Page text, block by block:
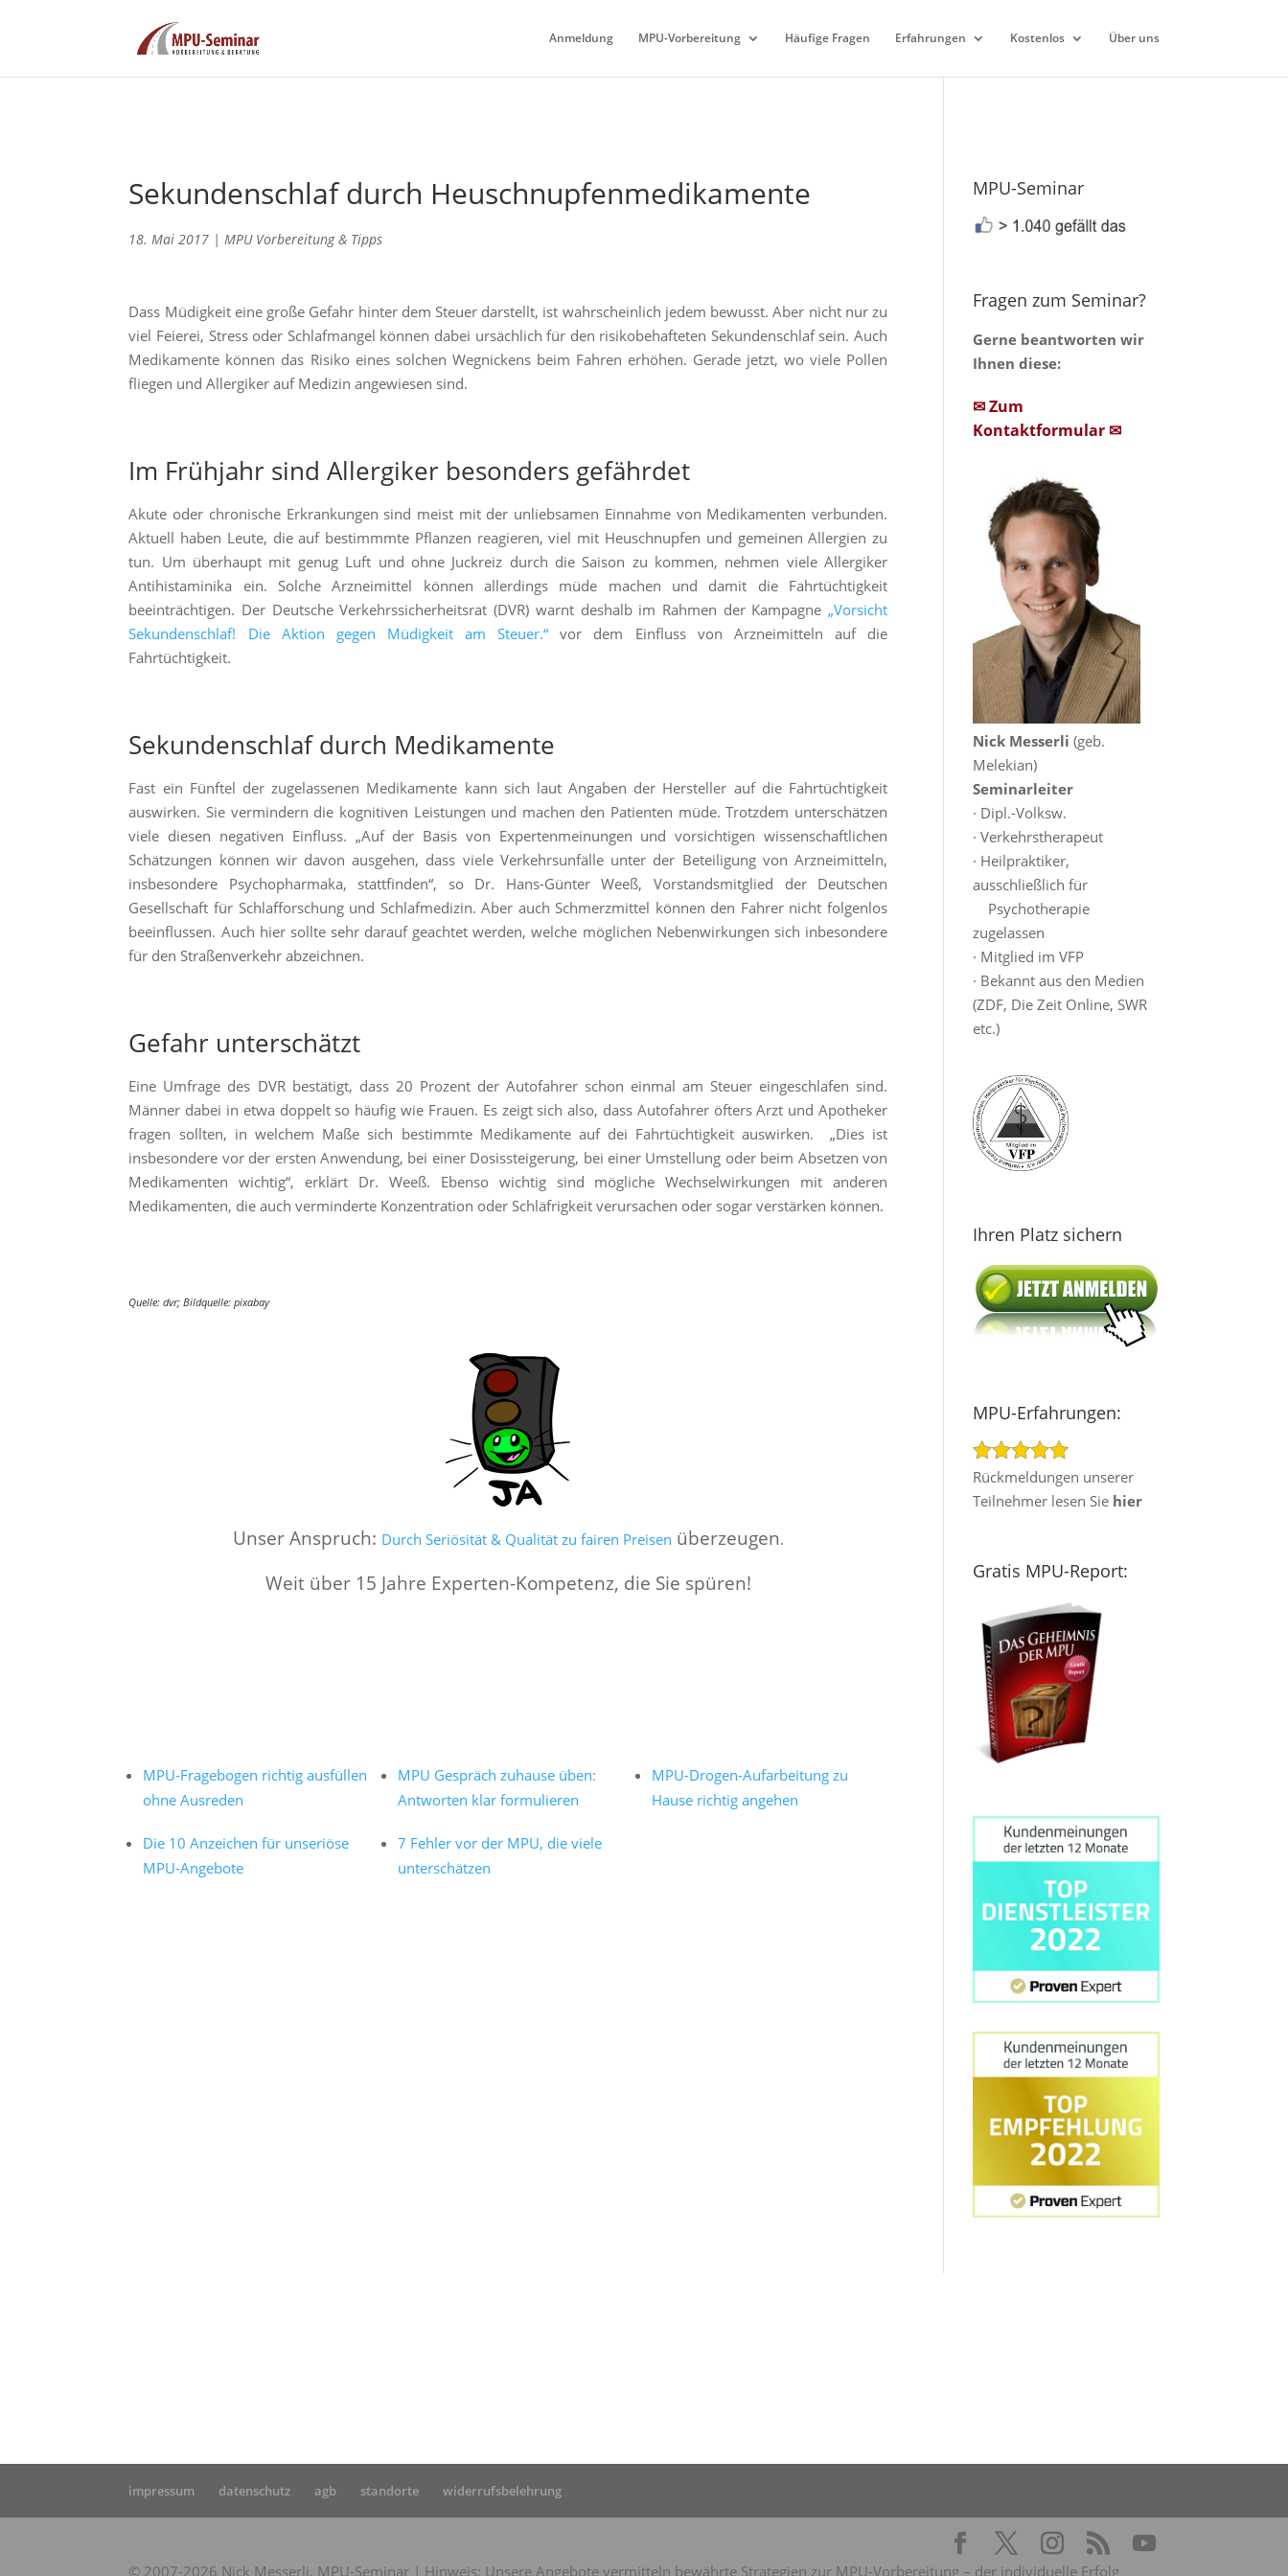
Anmeldung MPU-Vorbereitung Häufige Fragen Erfahrungen Kostenlos Über uns
Sekundenschlaf durch Heuschnupfenmedikamente
18. Mai 2017 |MPU Vorbereitung & Tipps
Dass Müdigkeit eine große Gefahr hinter dem Steuer darstellt, ist wahrscheinlich jedem bewusst. Aber nicht nur zu
viel Feierei, Stress oder Schlafmangel können dabei ursächlich für den risikobehafteten Sekundenschlaf sein. Auch
Medikamente können das Risiko eines solchen Wegnickens beim Fahren erhöhen. Gerade jetzt, wo viele Pollen
fliegen und Allergiker auf Medizin angewiesen sind.
Im Frühjahr sind Allergiker besonders gefährdet
Akute oder chronische Erkrankungen sind meist mit der unliebsamen Einnahme von Medikamenten verbunden.
Aktuell haben Leute, die auf bestimmmte Pflanzen reagieren, viel mit Heuschnupfen und gemeinen Allergien zu
tun. Um überhaupt mit genug Luft und ohne Juckreiz durch die Saison zu kommen, nehmen viele Allergiker
Antihistaminika ein. Solche Arzneimittel können allerdings müde machen und damit die Fahrtüchtigkeit
beeinträchtigen. Der Deutsche Verkehrssicherheitsrat (DVR) warnt deshalb im Rahmen der Kampagne„Vorsicht
Sekundenschlaf! Die Aktion gegen Müdigkeit am Steuer.“ vor dem Einfluss von Arzneimitteln auf die
Fahrtüchtigkeit.
Sekundenschlaf durch Medikamente
Fast ein Fünftel der zugelassenen Medikamente kann sich laut Angaben der Hersteller auf die Fahrtüchtigkeit
auswirken. Sie vermindern die kognitiven Leistungen und machen den Patienten müde. Trotzdem unterschätzen
viele diesen negativen Einfluss. „Auf der Basis von Expertenmeinungen und vorsichtigen wissenschaftlichen
Schätzungen können wir davon ausgehen, dass viele Verkehrsunfälle unter der Beteiligung von Arzneimitteln,
insbesondere Psychopharmaka, stattfinden“, so Dr. Hans-Günter Weeß, Vorstandsmitglied der Deutschen
Gesellschaft für Schlafforschung und Schlafmedizin. Aber auch Schmerzmittel können den Fahrer nicht folgenlos
beeinflussen. Auch hier sollte sehr darauf geachtet werden, welche möglichen Nebenwirkungen sich inbesondere
für den Straßenverkehr abzeichnen.
Gefahr unterschätzt
Eine Umfrage des DVR bestätigt, dass 20 Prozent der Autofahrer schon einmal am Steuer eingeschlafen sind.
Männer dabei in etwa doppelt so häufig wie Frauen. Es zeigt sich also, dass Autofahrer öfters Arzt und Apotheker
fragen sollten, in welchem Maße sich bestimmte Medikamente auf dei Fahrtüchtigkeit auswirken. „Dies ist
insbesondere vor der ersten Anwendung, bei einer Dosissteigerung, bei einer Umstellung oder beim Absetzen von
Medikamenten wichtig“, erklärt Dr. Weeß. Ebenso wichtig sind mögliche Wechselwirkungen mit anderen
Medikamenten, die auch verminderte Konzentration oder Schläfrigkeit verursachen oder sogar verstärken können.
Quelle: dvr; Bildquelle: pixabay
Unser Anspruch: Durch Seriösität & Qualität zu fairen Preisen überzeugen.
Weit über 15 Jahre Experten-Kompetenz, die Sie spüren!
MPU-Fragebogen richtig ausfüllen
ohne Ausreden
MPU Gespräch zuhause üben:
Antworten klar formulieren
MPU-Drogen-Aufarbeitung zu
Hause richtig angehen
Die 10 Anzeichen für unseriöse
MPU-Angebote
7 Fehler vor der MPU, die viele
unterschätzen
MPU-Seminar
Fragen zum Seminar?
Gerne beantworten wir
Ihnen diese:
✉ Zum
Kontaktformular ✉
Nick Messerli (geb.
Melekian)
Seminarleiter
· Dipl.-Volksw.
· Verkehrstherapeut
· Heilpraktiker,
ausschließlich für
Psychotherapie
zugelassen
· Mitglied im VFP
· Bekannt aus den Medien
(ZDF, Die Zeit Online, SWR
etc.)
Ihren Platz sichern
MPU-Erfahrungen:
Rückmeldungen unserer
Teilnehmer lesen Sie hier
Gratis MPU-Report:
impressum datenschutz agb standorte widerrufsbelehrung
© 2007-2026 Nick Messerli, MPU-Seminar | Hinweis: Unsere Angebote vermitteln bewährte Strategien zur MPU-Vorbereitung – der individuelle Erfolg